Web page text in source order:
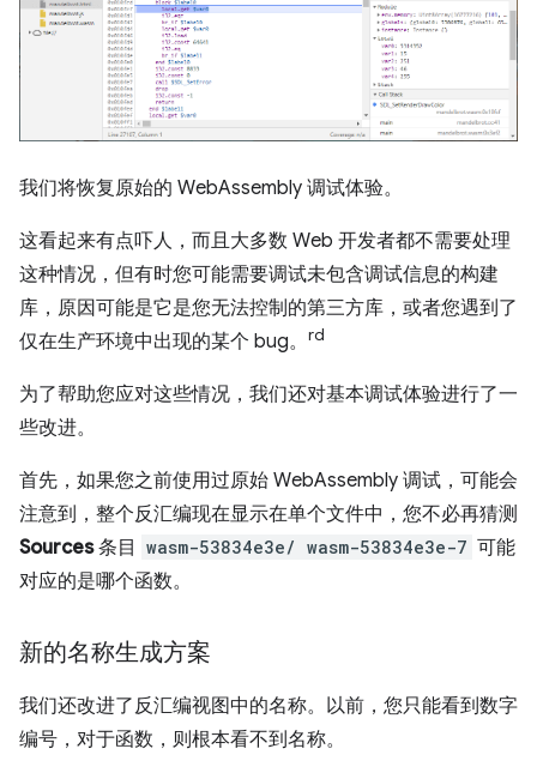
我们将恢复原始的 WebAssembly 调试体验。
这看起来有点吓人，而且大多数 Web 开发者都不需要处理
这种情况，但有时您可能需要调试未包含调试信息的构建
库，原因可能是它是您无法控制的第三方库，或者您遇到了
仅在生产环境中出现的某个 bug。 rd
为了帮助您应对这些情况，我们还对基本调试体验进行了一
些改进。
首先，如果您之前使用过原始 WebAssembly 调试，可能会
注意到，整个反汇编现在显示在单个文件中，您不必再猜测
Sources条目 wasm-53834e3e/ wasm-53834e3e-7 可能
对应的是哪个函数。
新的名称生成方案
我们还改进了反汇编视图中的名称。以前，您只能看到数字
编号，对于函数，则根本看不到名称。